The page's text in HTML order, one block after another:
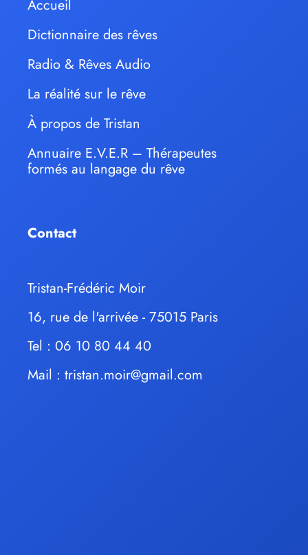
Accueil
Dictionnaire des rêves
Radio & Rêves Audio
La réalité sur le rêve
À propos de Tristan
Annuaire E.V.E.R – Thérapeutes
formés au langage du rêve
Contact
Tristan-Frédéric Moir
16, rue de l'arrivée - 75015 Paris
Tel : 06 10 80 44 40
Mail : tristan.moir@gmail.com